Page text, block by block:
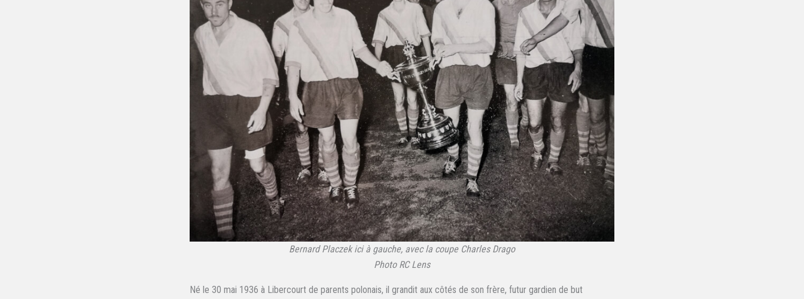
Bernard Placzek ici à gauche, avec la coupe Charles Drago
Photo RC Lens
Né le 30 mai 1936 à Libercourt de parents polonais, il grandit aux côtés de son frère, futur gardien de but